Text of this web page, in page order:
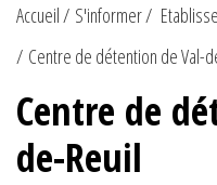
Accueil S'informer
Centre de détention de Val-
Centre de
de-Reuil